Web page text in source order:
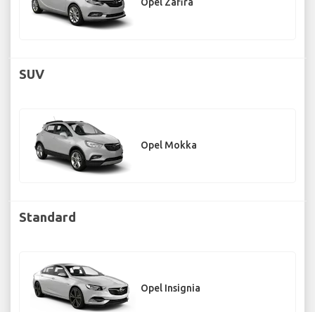
SUV
Opel Mokka
Standard
Opel Insignia